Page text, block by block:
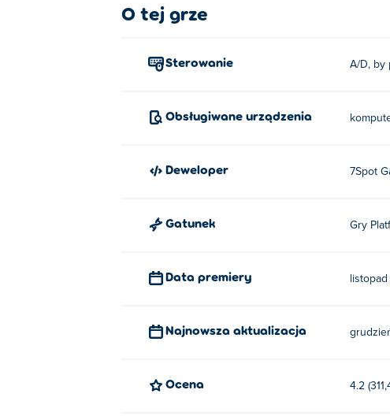
O tej grze
Sterowanie A/D, by
Obsługiwane urządzenia
Deweloper 7Spot
Gatunek Gry
Data premiery listopad
Najnowsza aktualizacja
Ocena 4.2